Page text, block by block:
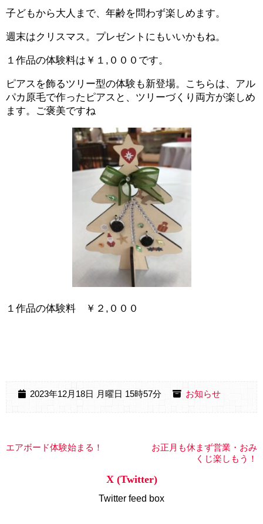
子どもから大人まで、年齢を問わず楽しめます。
週末はクリスマス。プレゼントにもいいかもね。
１作品の体験料は￥１,０００です。
ピアスを飾るツリー型の体験も新登場。こちらは、アル
パカ原毛で作ったピアスと、ツリーづくり両方が楽しめ
ます。ご褒美ですね
１作品の体験料 ￥２,０００
2023年12月18日 月曜日 15時57分 お知らせ
エアボード体験始まる！
お正月も休まず営業・おみ
くじ楽しもう！
X (Twitter)
Twitter feed box